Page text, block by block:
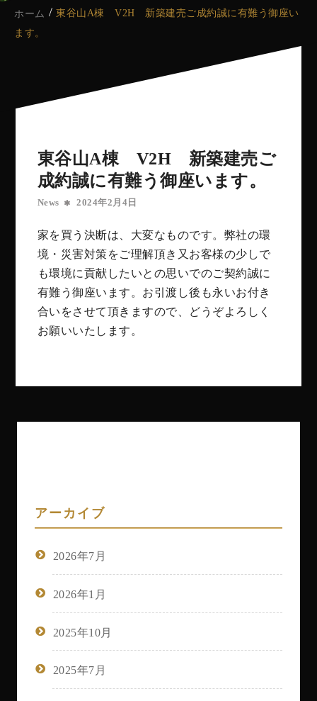
ホーム
東谷山A棟 V2H 新築建売ご成約誠に有難う御座い
ます。
東谷山A棟 V2H 新築建売ご
成約誠に有難う御座います。
News 2024年2月4日
家を買う決断は、大変なものです。弊社の環
境・災害対策をご理解頂き又お客様の少しで
も環境に貢献したいとの思いでのご契約誠に
有難う御座います。お引渡し後も永いお付き
合いをさせて頂きますので、どうぞよろしく
お願いいたします。
アーカイブ
2026年7月
2026年1月
2025年10月
2025年7月